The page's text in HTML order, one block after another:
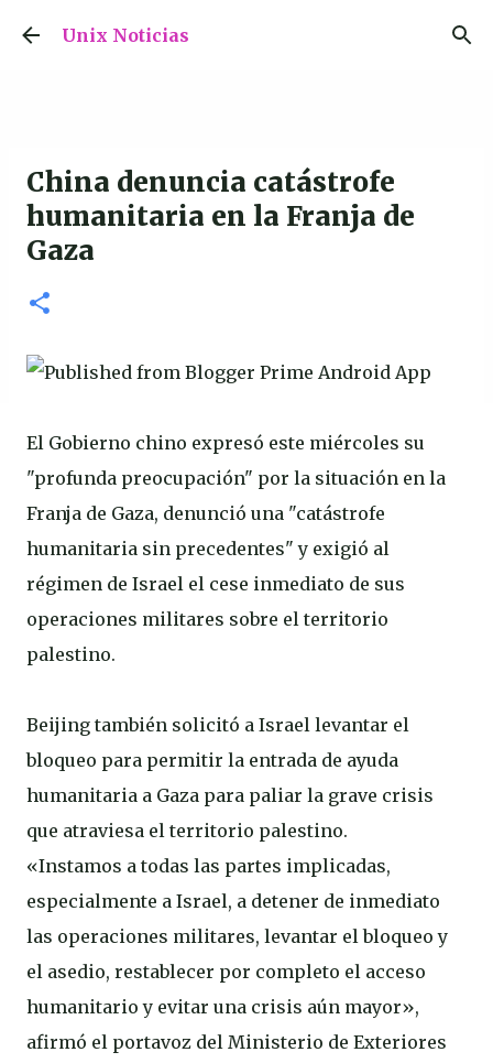
Ir al contenido principal
Unix Noticias
China denuncia catástrofe
humanitaria en la Franja de
Gaza
El Gobierno chino expresó este miércoles su
"profunda preocupación" por la situación en la
Franja de Gaza, denunció una "catástrofe
humanitaria sin precedentes" y exigió al
régimen de Israel el cese inmediato de sus
operaciones militares sobre el territorio
palestino.
Beijing también solicitó a Israel levantar el
bloqueo para permitir la entrada de ayuda
humanitaria a Gaza para paliar la grave crisis
que atraviesa el territorio palestino.
«Instamos a todas las partes implicadas,
especialmente a Israel, a detener de inmediato
las operaciones militares, levantar el bloqueo y
el asedio, restablecer por completo el acceso
humanitario y evitar una crisis aún mayor»,
afirmó el portavoz del Ministerio de Exteriores